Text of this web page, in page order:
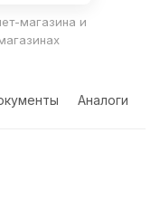
магазина и
Аналоги